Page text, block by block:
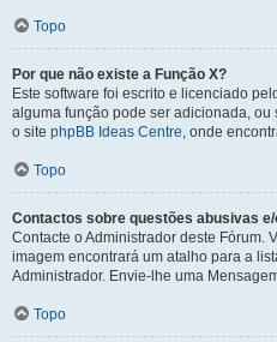
Topo
Por que não existe a Função X?
Este software foi escrito e licenciado
alguma função pode ser adicionada, ou
o site phpBB Ideas Centre, onde
Topo
Contactos sobre questões abusivas
Contacte o Administrador deste Fórum.
imagem encontrará um atalho para a
Administrador. Envie-lhe uma
Topo